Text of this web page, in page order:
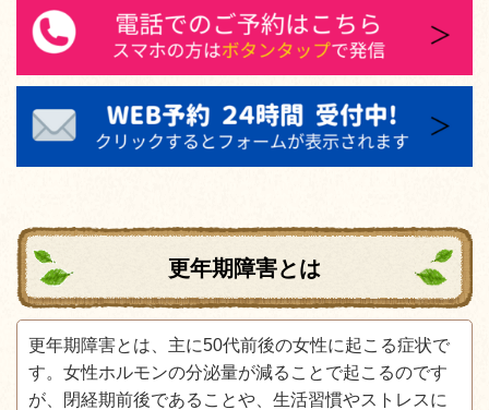
更年期障害とは
更年期障害とは、主に50代前後の女性に起こる症状で
す。女性ホルモンの分泌量が減ることで起こるのです
が、閉経期前後であることや、生活習慣やストレスに